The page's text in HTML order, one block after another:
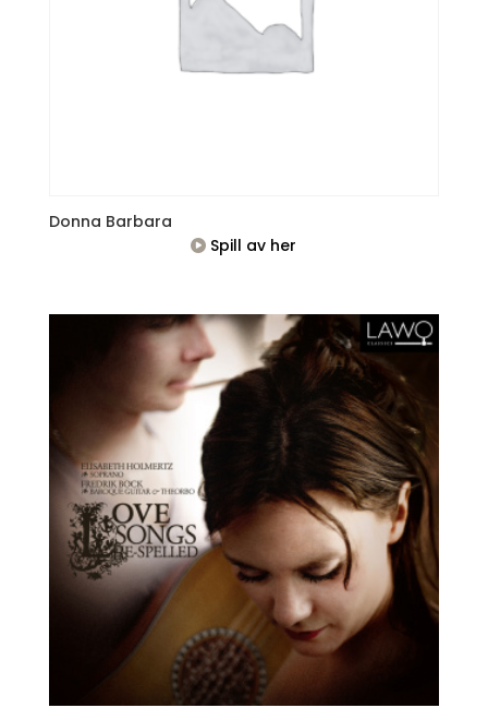
Donna Barbara
Spill av her